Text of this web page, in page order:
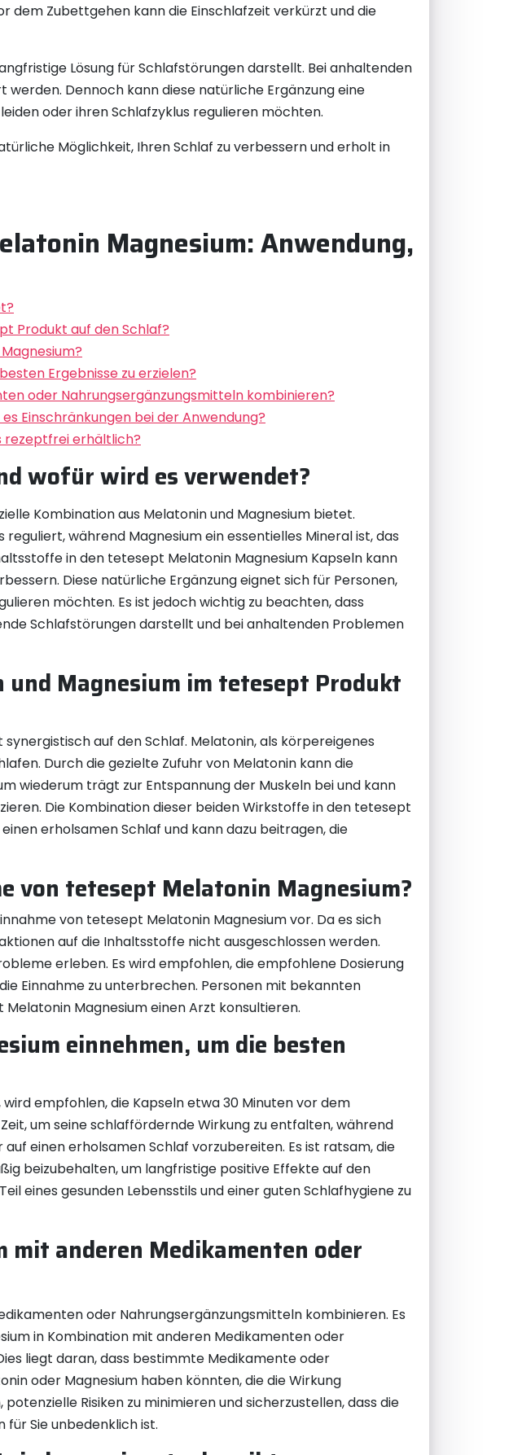
dem Zubettgehen kann die Einschlafzeit verkürzt und die
Lösung für Schlafstörungen darstellt. Bei anhaltenden
Dennoch kann diese natürliche Ergänzung eine
oder ihren Schlafzyklus regulieren möchten.
Möglichkeit, Ihren Schlaf zu verbessern und erholt in
Magnesium: Anwendung,
Produkt auf den Schlaf?
Ergebnisse zu erzielen?
oder Nahrungsergänzungsmitteln kombinieren?
Einschränkungen bei der Anwendung?
rezeptfrei erhältlich?
wofür wird es verwendet?
Kombination aus Melatonin und Magnesium bietet.
während Magnesium ein essentielles Mineral ist, das
in den tetesept Melatonin Magnesium Kapseln kann
Diese natürliche Ergänzung eignet sich für Personen,
möchten. Es ist jedoch wichtig zu beachten, dass
Schlafstörungen darstellt und bei anhaltenden Problemen
Magnesium im tetesept Produkt
auf den Schlaf. Melatonin, als körpereigenes
Durch die gezielte Zufuhr von Melatonin kann die
wiederum trägt zur Entspannung der Muskeln bei und kann
Die Kombination dieser beiden Wirkstoffe in den tetesept
erholsamen Schlaf und kann dazu beitragen, die
von tetesept Melatonin Magnesium?
von tetesept Melatonin Magnesium vor. Da es sich
auf die Inhaltsstoffe nicht ausgeschlossen werden.
erleben. Es wird empfohlen, die empfohlene Dosierung
Einnahme zu unterbrechen. Personen mit bekannten
Magnesium einen Arzt konsultieren.
einnehmen, um die besten
empfohlen, die Kapseln etwa 30 Minuten vor dem
um seine schlaffördernde Wirkung zu entfalten, während
einen erholsamen Schlaf vorzubereiten. Es ist ratsam, die
beizubehalten, um langfristige positive Effekte auf den
eines gesunden Lebensstils und einer guten Schlafhygiene zu
anderen Medikamenten oder
oder Nahrungsergänzungsmitteln kombinieren. Es
in Kombination mit anderen Medikamenten oder
liegt daran, dass bestimmte Medikamente oder
oder Magnesium haben könnten, die die Wirkung
Risiken zu minimieren und sicherzustellen, dass die
Sie unbedenklich ist.